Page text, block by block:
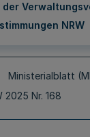
der
NRW
Ministerialblatt
2025 Nr. 168